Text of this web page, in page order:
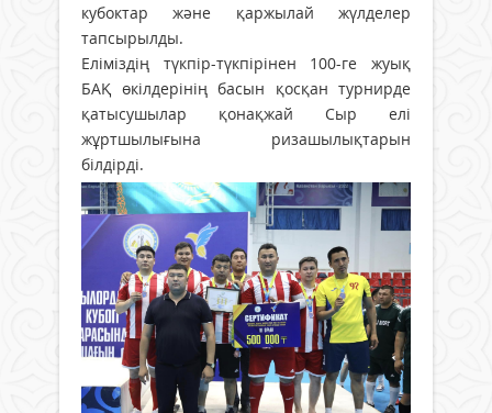
кубоктар және қаржылай жүлделер
тапсырылды.
Еліміздің түкпір-түкпірінен 100-ге жуық
БАҚ өкілдерінің басын қосқан турнирде
қатысушылар қонақжай Сыр елі
жұртшылығына ризашылықтарын
білдірді.